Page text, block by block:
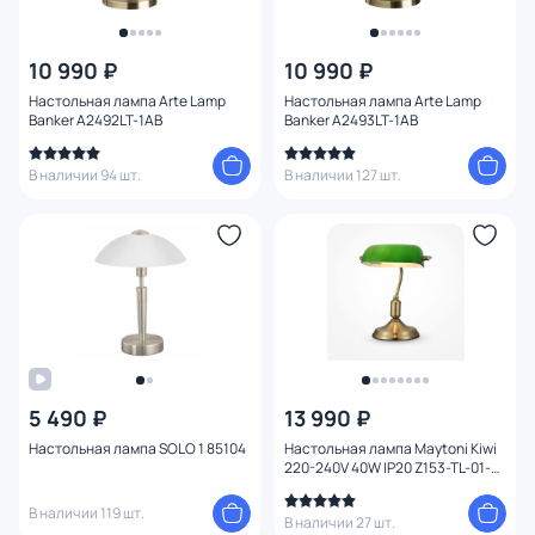
10 990 ₽
Настольная лампа Arte Lamp
Banker A2492LT-1AB
В наличии 94 шт.
10 990 ₽
Настольная лампа Arte Lamp
Banker A2493LT-1AB
В наличии 127 шт.
5 490 ₽
Настольная лампа SOLO 1 85104
В наличии 119 шт.
13 990 ₽
Настольная лампа Maytoni Kiwi
220-240V 40W IP20 Z153-TL-01-
В наличии 27 шт.
От До
Страна
Материал плафона